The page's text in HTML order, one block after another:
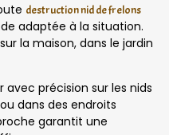
destruction nid de frelons
adaptée à la situation.
la maison, dans le jardin
avec précision sur les nids
dans des endroits
garantit une